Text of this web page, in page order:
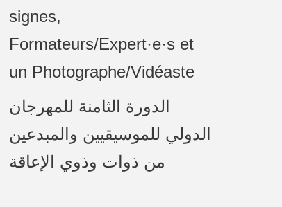
signes,
Formateurs/Expert·e·s et
un Photographe/Vidéaste
الدورة الثامنة للمهرجان
الدولي للموسيقيين والمبدعين
من ذوات وذوي الإعاقة